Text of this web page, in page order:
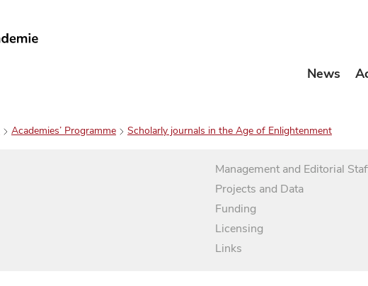
News
Academies’ Programme Scholarly journals in the Age of Enlightenment
Management and Editorial
Projects and Data
Funding
Licensing
Links